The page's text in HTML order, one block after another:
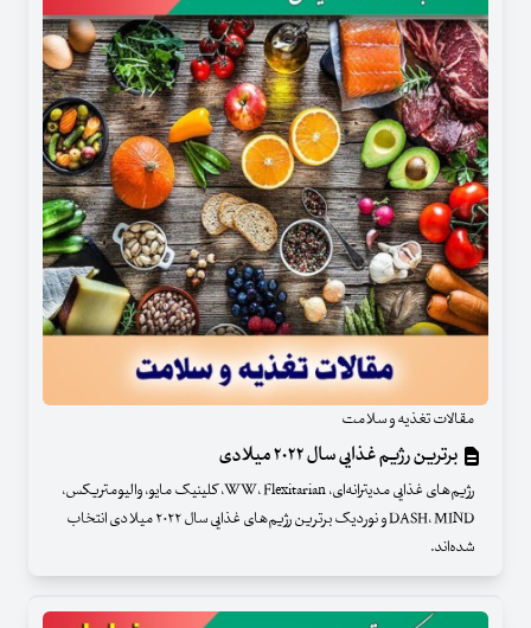
مقالات تغذیه و سلامت
برترین رژیم غذایی سال ۲۰۲۲ میلادی
رژیم‌های غذایی مدیترانه‌ای،‌ WW، Flexitarian، کلینیک مایو، والیومتریکس،
DASH، MIND و نوردیک برترین رژیم‌های غذایی سال ۲۰۲۲ میلادی انتخاب
شده‌اند.